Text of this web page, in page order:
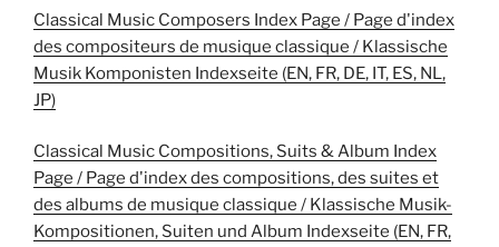
Classical Music Composers Index Page / Page d'index
des compositeurs de musique classique / Klassische
Musik Komponisten Indexseite (EN, FR, DE, IT, ES, NL,
JP)
Classical Music Compositions, Suits & Album Index
Page / Page d'index des compositions, des suites et
des albums de musique classique / Klassische Musik-
Kompositionen, Suiten und Album Indexseite (EN, FR,